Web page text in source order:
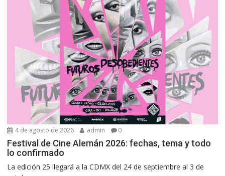
4 de agosto de 2026 admin 0
Festival de Cine Alemán 2026: fechas, tema y todo
lo confirmado
La edición 25 llegará a la CDMX del 24 de septiembre al 3 de